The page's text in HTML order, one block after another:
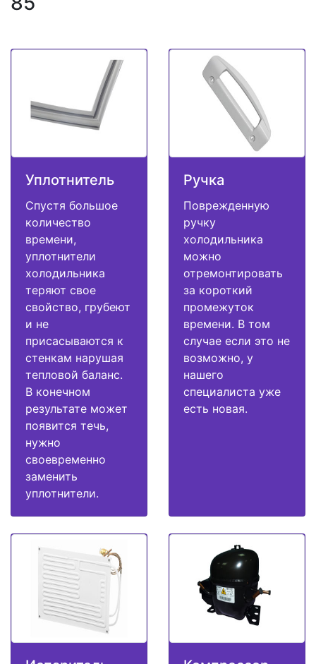
Уплотнитель
Спустя большое
количество
времени,
уплотнители
холодильника
теряют свое
свойство, грубеют
и не
присасываются к
стенкам нарушая
тепловой баланс.
В конечном
результате может
появится течь,
нужно
своевременно
заменить
уплотнители.
Ручка
Поврежденную
ручку
холодильника
можно
отремонтировать
за короткий
промежуток
времени. В том
случае если это не
возможно, у
нашего
специалиста уже
есть новая.